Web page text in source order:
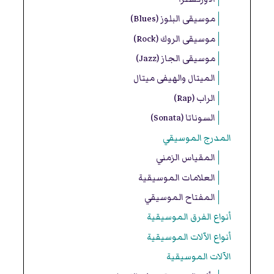
موسيقى البلوز (Blues)
موسيقى الروك (Rock)
موسيقى الجاز (Jazz)
الميتال والهيفى ميتال
الراب (Rap)
السوناتا (Sonata)
المدرج الموسيقي
المقياس الزمني
العلامات الموسيقية
المفتاح الموسيقي
أنواع الفرق الموسيقية
أنواع الآلات الموسيقية
الآلات الموسيقية